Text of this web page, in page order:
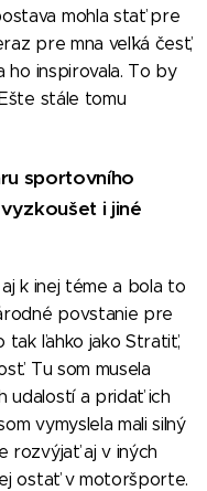
mohla stať pre
pre mna veľká česť,
ho inspirovala. To by
stále tomu
sportovního
i jiné
k inej téme a bola to
povstanie pre
tak ľahko jako Stratiť,
Tu som musela
udalostí a pridať ich
vymyslela mali silný
rozvýjať aj v iných
ostať v motoršporte.